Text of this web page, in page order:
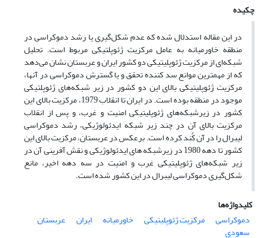
چکیده
در این مقاله استدلال شده که عدم شکل‌گیری یا رشد دموکراسی در
منطقه خاورمیانه به عامل مرکزیت ژئوپلتیکی مربوط است. تحلیل
شبکه‌ای از مرکزیت ژئوپلیتیکی دو کشور ایران و عربستان نشان می‌دهد
که از مهمترین موانع سد کننده تحقق و یا گسترش دموکراسی در آنها،
مرکزیت ژئوپلیتیکی بالای این دو کشور در زیر شبکه‌های ژئوپلتیکی
موجود در منطقه بوده است. در ایران تا انقلاب 1979، مرکزیت بالای این
کشور در زیرشبکه‌های ژئوپلیتیکی امنیت و غرب، و پس از انقلاب
مرکزیت بالای آن در چند زیر شبکه ایدئولوژیکی، رشد دموکراسی
لیبرال را در آن کُند کرده است. برعکس در عربستان، مرکزیت بالای این
کشور تا دهه 1980 در زیرشبکه های ایدئولوژیکی و نقش آفرینی آن در
زیر شبکه‌های ژئوپلیتیکی غرب و امنیت در سه دهه اخیر، مانع
شکل‌گیری دموکراسی لیبرال در این کشور شده است.
کلیدواژه‌ها
دموکراسی
مرکزیت ژئوپلیتیکی خاورمیانه ایران عربستان
سعودی